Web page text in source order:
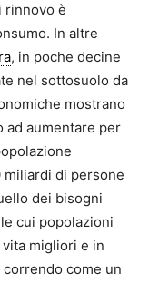
rinnovo è
In altre
, in poche decine
nel sottosuolo da
mostrano
aumentare per
miliardi di persone
dei bisogni
cui popolazioni
migliori e in
come un